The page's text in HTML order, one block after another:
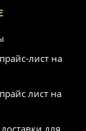
лист на
лист на